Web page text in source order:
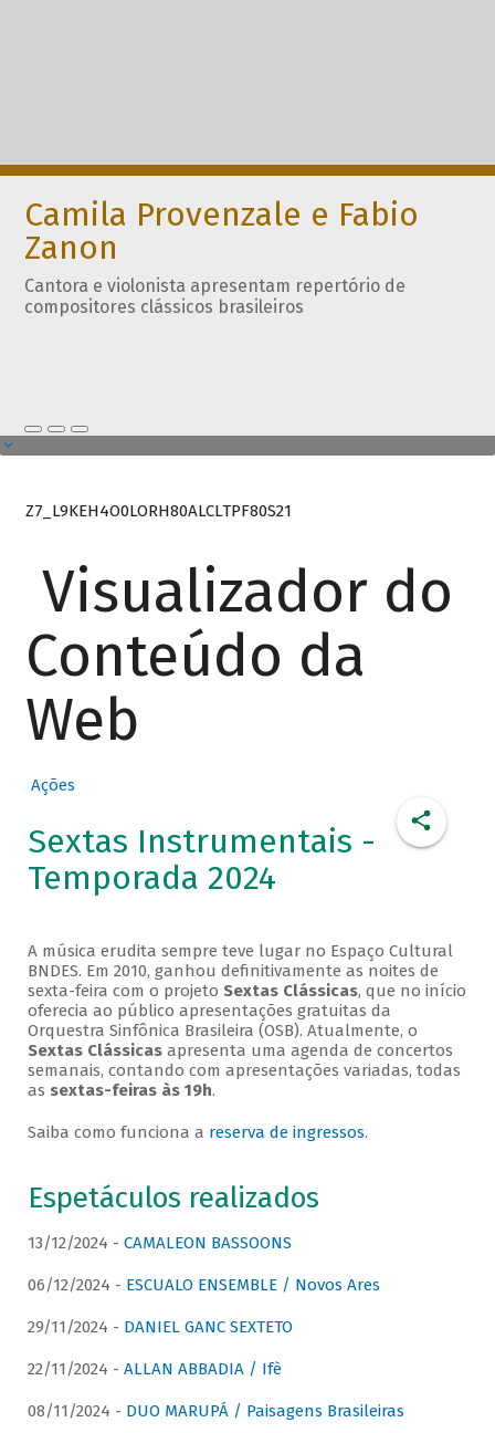
Camila Provenzale e Fabio
Zanon
Cantora e violonista apresentam repertório de
compositores clássicos brasileiros
Z7_L9KEH4O0LORH80ALCLTPF80S21
Visualizador do
Conteúdo da
Web
Ações
Sextas Instrumentais -
Temporada 2024
A música erudita sempre teve lugar no Espaço Cultural
BNDES. Em 2010, ganhou definitivamente as noites de
sexta-feira com o projeto Sextas Clássicas, que no início
oferecia ao público apresentações gratuitas da
Orquestra Sinfônica Brasileira (OSB). Atualmente, o
Sextas Clássicasapresenta uma agenda de concertos
semanais, contando com apresentações variadas, todas
as sextas-feiras às 19h.
Saiba como funciona a reserva de ingressos.
Espetáculos realizados
13/12/2024 - CAMALEON BASSOONS
06/12/2024 - ESCUALO ENSEMBLE / Novos Ares
29/11/2024 - DANIEL GANC SEXTETO
22/11/2024 - ALLAN ABBADIA / Ifè
08/11/2024 - DUO MARUPÁ / Paisagens Brasileiras